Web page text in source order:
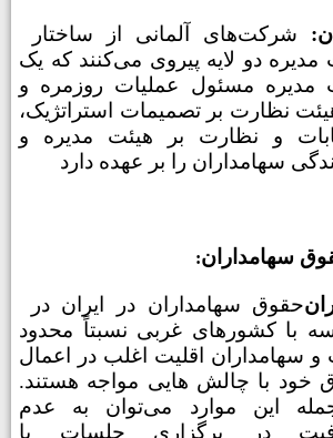
شرکت‌های آلمانی از ساختار
مدیره دو لایه پیروی می‌کنند که یک
مدیره مسئول عملیات روزمره و
نظارت بر تصمیمات استراتژیک،
و نظارت بر هیئت مدیره و
سهامداران:
با کشورهای غربی نسبتاً محدود
و سهامداران اقلیت اغلب در اعمال
خود با چالش هایی مواجه هستند.
این موارد می‌توان به عدم
در برگزاری جلسات با